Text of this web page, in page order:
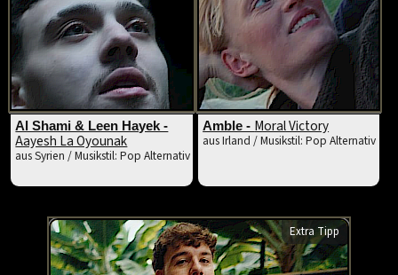
Al Shami & Leen Hayek -
Aayesh La Oyounak
aus Syrien / Musikstil: Pop Alternativ
Amble - Moral Victory
aus Irland / Musikstil: Pop Alternativ
Extra Tipp